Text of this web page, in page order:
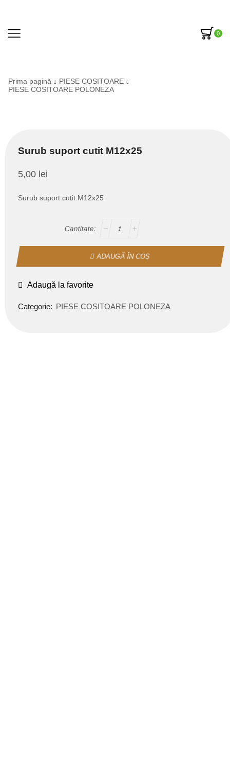
0
Prima pagină
PIESE COSITOARE
PIESE COSITOARE POLONEZA
Surub suport cutit M12x25
5,00 lei
Surub suport cutit M12x25
ADAUGĂ ÎN COȘ
Adaugă la favorite
Categorie: PIESE COSITOARE POLONEZA